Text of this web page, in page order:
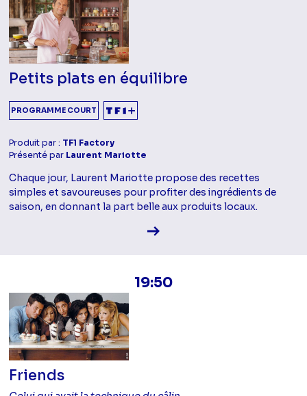
Petits plats en équilibre
PROGRAMME COURT
Produit par : TF1 Factory
Présenté par Laurent Mariotte
Chaque jour, Laurent Mariotte propose des recettes
simples et savoureuses pour profiter des ingrédients de
saison, en donnant la part belle aux produits locaux.
Voir la fiche diffusion
19:50
Friends